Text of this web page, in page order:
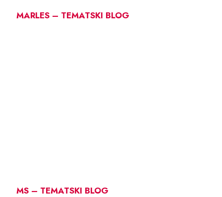
MARLES – TEMATSKI BLOG
MS – TEMATSKI BLOG